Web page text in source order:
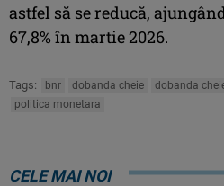
astfel să se reducă,
67,8% în martie 2026.
Tags: bnr dobanda cheie dobanda
politica monetara
CELE MAI NOI